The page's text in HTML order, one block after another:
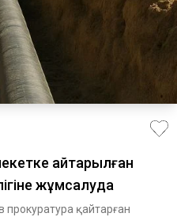
қайтарылған
жұмсалуда
қайтарған